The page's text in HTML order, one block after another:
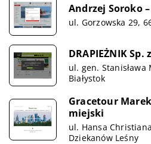
Andrzej Soroko
ul. Gorzowska 29,
DRAPIEŻNIK Sp.
ul. gen. Stanisława
Białystok
Gracetour
miejski
ul. Hansa
Dziekanów Leśny